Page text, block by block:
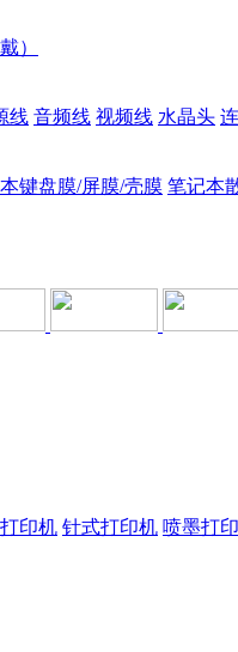
）
线 音频线 视频线 水晶头
键盘膜/屏膜/壳膜 笔记本
印机 针式打印机 喷墨打